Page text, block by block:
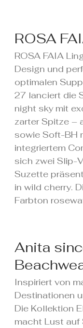
ROSA
ROSA FAIA
Design und
optimalen
27 lanciert die
night sky mit
zarter Spitze –
sowie Soft-BH
integriertem
sich zwei Slip-
Suzette
in wild cherry.
Farbton
Anita
Inspiriert von
Destinationen
Die Kollektion
macht Lust auf